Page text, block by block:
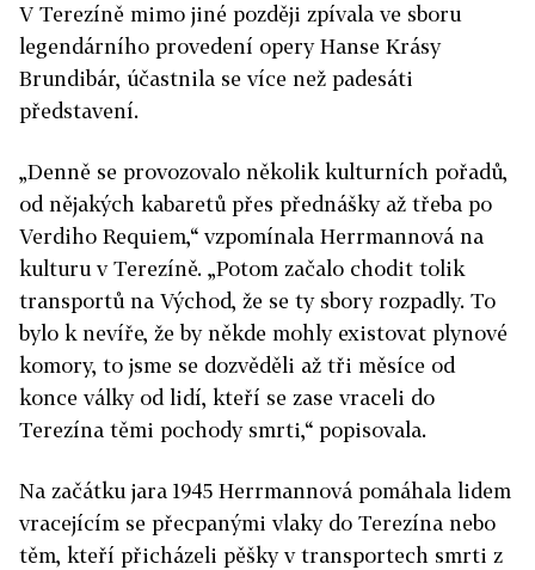
V Terezíně mimo jiné později zpívala ve sboru
legendárního provedení opery Hanse Krásy
Brundibár, účastnila se více než padesáti
představení.
„Denně se provozovalo několik kulturních pořadů,
od nějakých kabaretů přes přednášky až třeba po
Verdiho Requiem,“ vzpomínala Herrmannová na
kulturu v Terezíně. „Potom začalo chodit tolik
transportů na Východ, že se ty sbory rozpadly. To
bylo k nevíře, že by někde mohly existovat plynové
komory, to jsme se dozvěděli až tři měsíce od
konce války od lidí, kteří se zase vraceli do
Terezína těmi pochody smrti,“ popisovala.
Na začátku jara 1945 Herrmannová pomáhala lidem
vracejícím se přecpanými vlaky do Terezína nebo
těm, kteří přicházeli pěšky v transportech smrti z